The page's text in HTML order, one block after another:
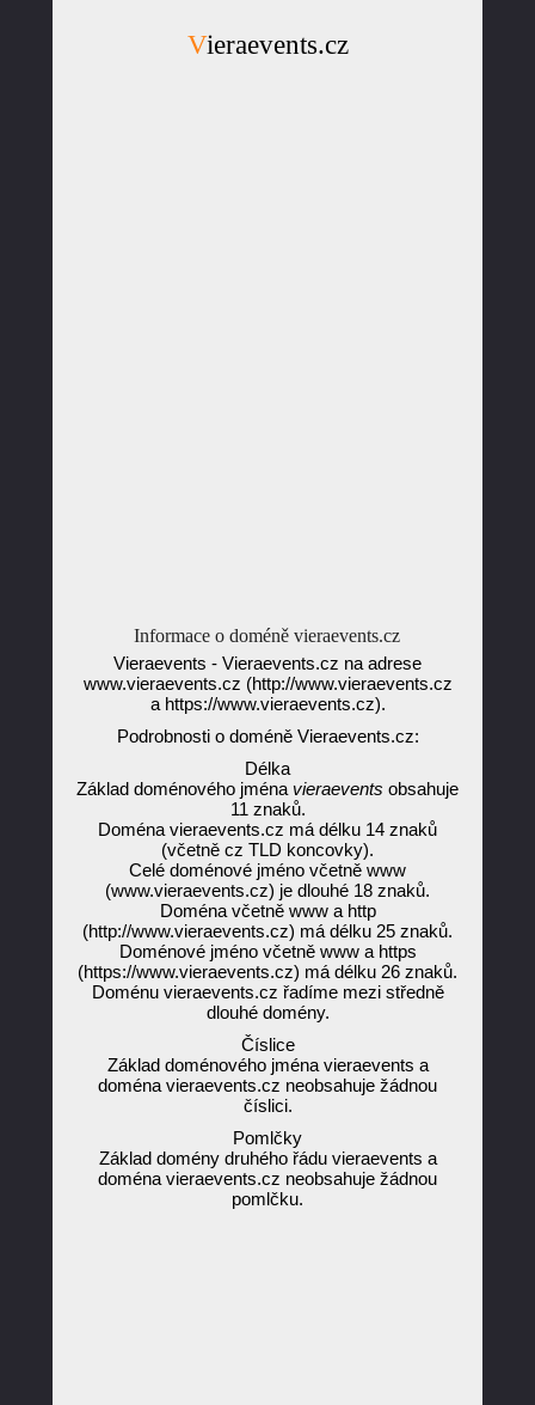
Vieraevents.cz
Informace o doméně vieraevents.cz
Vieraevents - Vieraevents.cz na adrese
www.vieraevents.cz (http://www.vieraevents.cz
a https://www.vieraevents.cz).
Podrobnosti o doméně Vieraevents.cz:
Délka
Základ doménového jména vieraevents obsahuje
11 znaků.
Doména vieraevents.cz má délku 14 znaků
(včetně cz TLD koncovky).
Celé doménové jméno včetně www
(www.vieraevents.cz) je dlouhé 18 znaků.
Doména včetně www a http
(http://www.vieraevents.cz) má délku 25 znaků.
Doménové jméno včetně www a https
(https://www.vieraevents.cz) má délku 26 znaků.
Doménu vieraevents.cz řadíme mezi středně
dlouhé domény.
Číslice
Základ doménového jména vieraevents a
doména vieraevents.cz neobsahuje žádnou
číslici.
Pomlčky
Základ domény druhého řádu vieraevents a
doména vieraevents.cz neobsahuje žádnou
pomlčku.